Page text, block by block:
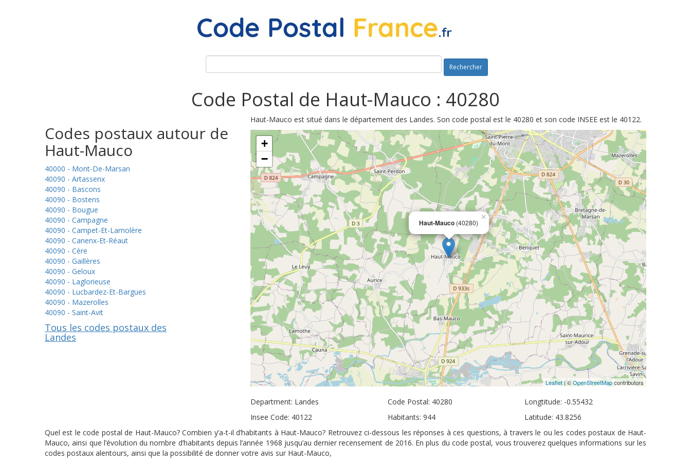
Rechercher
Code Postal de Haut-Mauco : 40280
Codes postaux autour de
Haut-Mauco
40000 - Mont-De-Marsan
40090 - Artassenx
40090 - Bascons
40090 - Bostens
40090 - Bougue
40090 - Campagne
40090 - Campet-Et-Lamolère
40090 - Canenx-Et-Réaut
40090 - Cère
40090 - Gaillères
40090 - Geloux
40090 - Laglorieuse
40090 - Lucbardez-Et-Bargues
40090 - Mazerolles
40090 - Saint-Avit
Tous les codes postaux des
Landes
Haut-Mauco est situé dans le département des Landes. Son code postal est le 40280 et son code INSEE est le 40122.
Haut-Mauco (40280)
×
+
−
Leaflet | ©OpenStreetMapcontributors
Department: Landes
Insee Code: 40122
Code Postal: 40280
Habitants: 944
Longtitude: -0.55432
Latitude: 43.8256
Quel est le code postal de Haut-Mauco? Combien y’a-t-il d’habitants à Haut-Mauco? Retrouvez ci-dessous les réponses à ces questions, à travers le ou les codes postaux de Haut-
Mauco, ainsi que l’évolution du nombre d’habitants depuis l’année 1968 jusqu’au dernier recensement de 2016. En plus du code postal, vous trouverez quelques informations sur les
codes postaux alentours, ainsi que la possibilité de donner votre avis sur Haut-Mauco,